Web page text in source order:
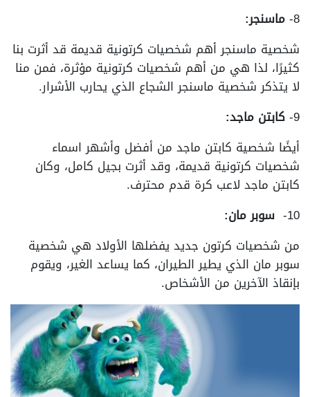
8- ماسنجر:
شخصية ماسنجر أهم شخصيات كرتونية قديمة قد أثرت بنا
كثيرًا، لذا هي من أهم شخصيات كرتونية مؤثرة، فمن منا
لا يتذكر شخصية ماسنجر الشجاع الذي يحارب الأشرار.
9- كابتن ماجد:
أيضًا شخصية كابتن ماجد من أفضل وأشهر اسماء
شخصيات كرتونية قديمة، وقد أثرت بجيل كامل، وكان
كابتن ماجد لاعب كرة قدم محترف.
10- سوبر مان:
من شخصيات كرتون جديد يفضلها الأولاد هي شخصية
سوبر مان الذي يطير الطيران، كما يساعد الغير، ويقوم
بإنقاذ الآخرين من الأشخاص.